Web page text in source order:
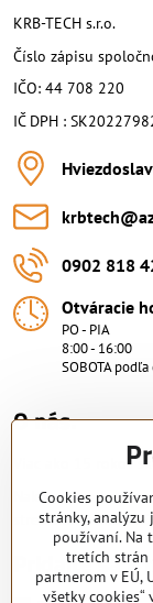
KRB-TECH s.r.o.
Číslo zápisu
IČO: 44 708 220
IČ DPH :
0902 818
Otváracie
PO - PIA
8:00 - 16:00
SOBOTA
O nás.
Viac ako 15 rokov
Nakupujte od
strediskom. KRB-
Pridajte sa k
Cookies
stránky,
používaní. Na
tretích strán
partnerom v EÚ,
všetky